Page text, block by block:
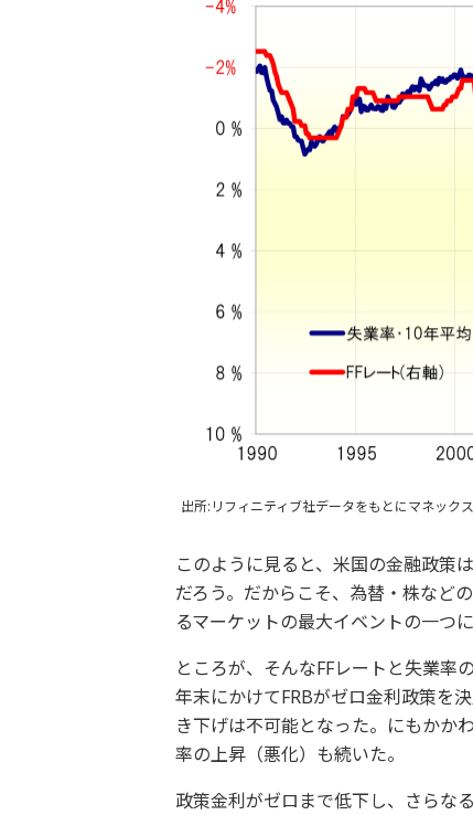
出所:リフィニティブ社データをもとにマネック
このように見ると、米国の金融政策
だろう。だからこそ、為替・株など
るマーケットの最大イベントの一つ
ところが、そんなFFレートと失業率
年末にかけてFRBがゼロ金利政策を
き下げは不可能となった。にもかか
率の上昇（悪化）も続いた。
政策金利がゼロまで低下し、さらな